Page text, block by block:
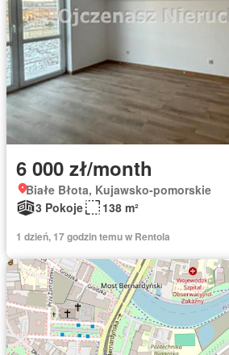
6 000 zł/month
Białe Błota, Kujawsko-pomorskie
3 Pokoje
138 m²
1 dzień, 17 godzin temu w Rentola